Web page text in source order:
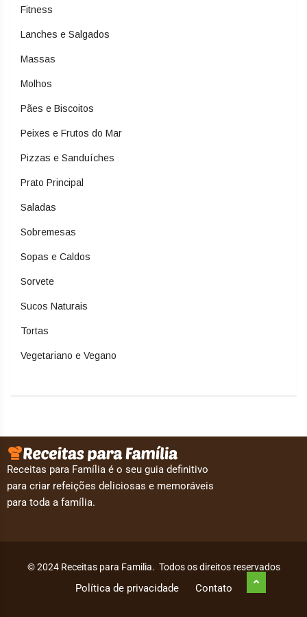
Fitness
Lanches e Salgados
Massas
Molhos
Pães e Biscoitos
Peixes e Frutos do Mar
Pizzas e Sanduíches
Prato Principal
Saladas
Sobremesas
Sopas e Caldos
Sorvete
Sucos Naturais
Tortas
Vegetariano e Vegano
Receitas para Família é o seu guia definitivo
para criar refeições deliciosas e memoráveis
para toda a família.
© 2024 Receitas para Familia. Todos os direitos reservados
Política de privacidade Contato